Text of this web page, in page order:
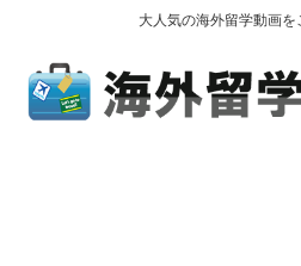
大人気の海外留学動画を